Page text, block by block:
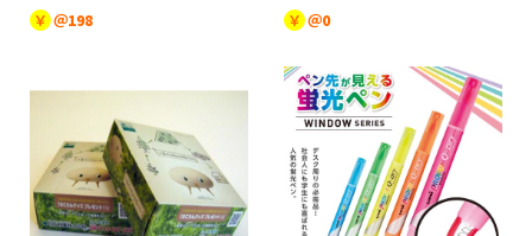
￥ ＠198 ￥ ＠0